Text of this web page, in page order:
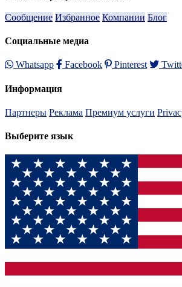
Сообщение Избранное Компании Блог
Социальные медиа
Whatsapp Facebook Pinterest
Информация
Партнеры Реклама Премиум услуги
Выберите язык